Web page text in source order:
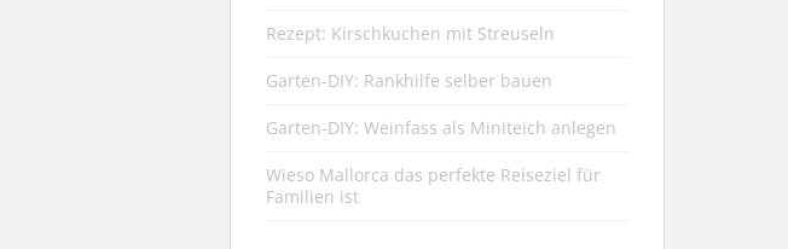
Rezept: Kirschkuchen mit Streuseln
Garten-DIY: Rankhilfe selber bauen
Garten-DIY: Weinfass als Miniteich anlegen
Wieso Mallorca das perfekte Reiseziel für
Familien ist